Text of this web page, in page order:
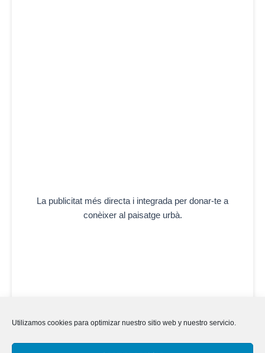
Utilizamos cookies para optimizar nuestro sitio web y nuestro servicio.
La publicitat més directa i integrada per donar-te a
conèixer al paisatge urbà.